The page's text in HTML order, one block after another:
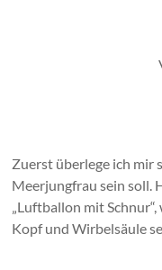
Zuerst überlege ich mir
Meerjungfrau sein soll.
„Luftballon mit
Kopf und Wirbelsäule